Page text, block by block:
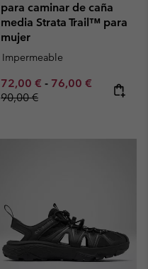
para caminar de caña
media Strata Trail™ para
mujer
Impermeable
Minimum sale price:
72,00 € - Maximum sale
76,00 € Regular
90,00 €